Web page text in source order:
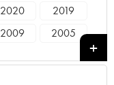
2020
2019
2009
2005